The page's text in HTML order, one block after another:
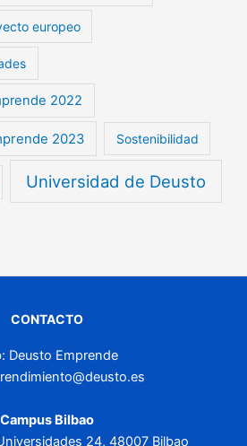
europeo
2022
2023 Sostenibilidad
Universidad de Deusto
CONTACTO
Deusto Emprende
Campus Bilbao
24, 48007 Bilbao